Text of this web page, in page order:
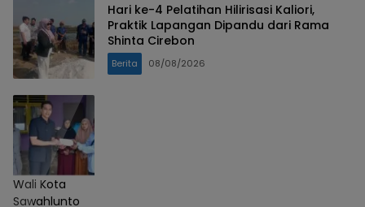
Hari ke-4 Pelatihan Hilirisasi Kaliori,
Praktik Lapangan Dipandu dari Rama
Shinta Cirebon
Berita 08/08/2026
Wali Kota
Sawahlunto